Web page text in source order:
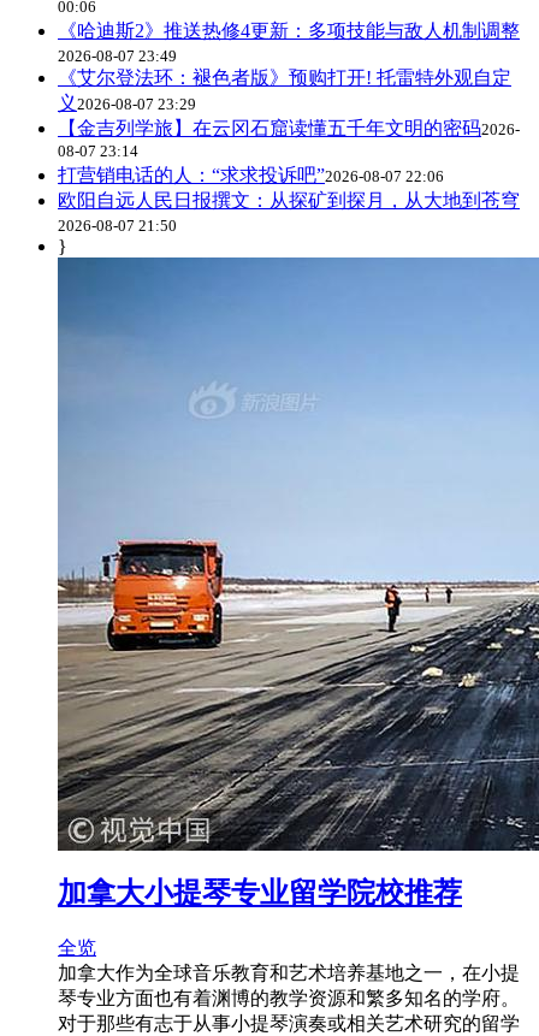
00:06
《哈迪斯2》推送热修4更新：多项技能与敌人机制调整
2026-08-07 23:49
《艾尔登法环：褪色者版》预购打开! 托雷特外观自定
义 2026-08-07 23:29
【金吉列学旅】在云冈石窟读懂五千年文明的密码2026-
08-07 23:14
打营销电话的人：“求求投诉吧”2026-08-07 22:06
欧阳自远人民日报撰文：从探矿到探月，从大地到苍穹
2026-08-07 21:50
}
加拿大小提琴专业留学院校推荐
全览
加拿大作为全球音乐教育和艺术培养基地之一，在小提
琴专业方面也有着渊博的教学资源和繁多知名的学府。
对于那些有志于从事小提琴演奏或相关艺术研究的留学